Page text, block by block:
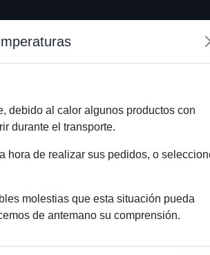
Essential Blog Tienda
perlas)
Gestatial Essential (60
debido al calor algunos productos con
durante el transporte.
hora de realizar sus pedidos, o
molestias que esta situación pueda
de antemano su comprensión.